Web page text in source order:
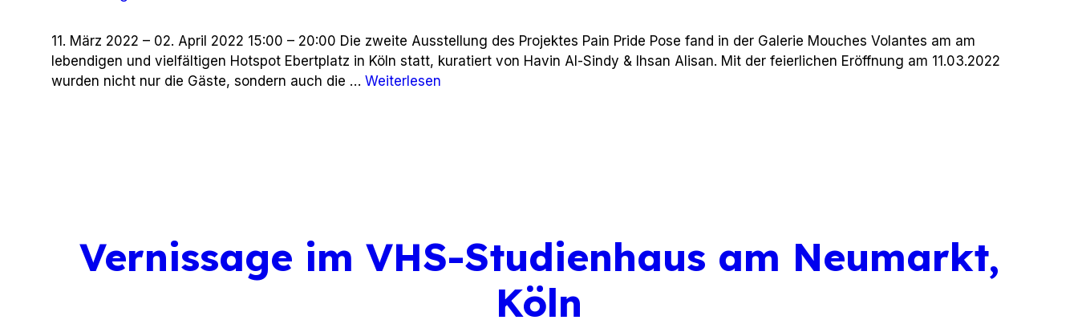
11. März 2022 – 02. April 2022 15:00 – 20:00 Die zweite Ausstellung des Projektes Pain Pride Pose fand in der Galerie Mouches Volantes am am
lebendigen und vielfältigen Hotspot Ebertplatz in Köln statt, kuratiert von Havin Al-Sindy & Ihsan Alisan. Mit der feierlichen Eröffnung am 11.03.2022
wurden nicht nur die Gäste, sondern auch die … Weiterlesen
Vernissage im VHS-Studienhaus am Neumarkt,
Köln